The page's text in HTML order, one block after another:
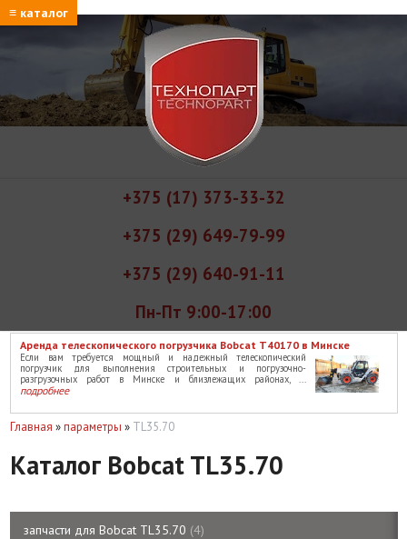
≡ каталог
+375 (17) 373-33-32
+375 (29) 649-79-99
+375 (29) 640-91-11
Пн-Пт 9:00-17:00
Аренда телескопического погрузчика Bobcat T40170 в Минске
Если вам требуется мощный и надежный телескопический
погрузчик для выполнения строительных и погрузочно-
разгрузочных работ в Минске и близлежащих районах, ...
подробнее
Главная »параметры » TL35.70
Каталог Bobcat TL35.70
запчасти для Bobcat TL35.70 4